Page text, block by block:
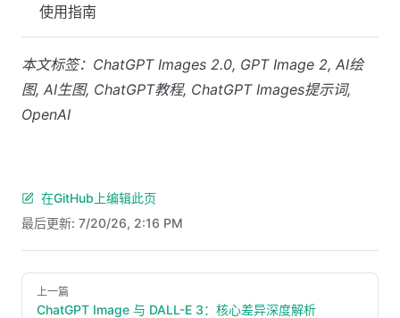
使用指南
本文标签：ChatGPT Images 2.0, GPT Image 2, AI绘
图, AI生图, ChatGPT教程, ChatGPT Images提示词,
OpenAI
在GitHub上编辑此页
最后更新: 7/20/26, 2:16 PM
Pager
上一篇
ChatGPT Image 与 DALL-E 3：核心差异深度解析